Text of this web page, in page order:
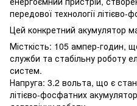
передової технології
Цей конкретний акумулятор
Місткість: 105 ампер-годин,
служби та стабільну роботу
систем.
Напруга: 3.2 вольта, що є
літієво-фосфатних